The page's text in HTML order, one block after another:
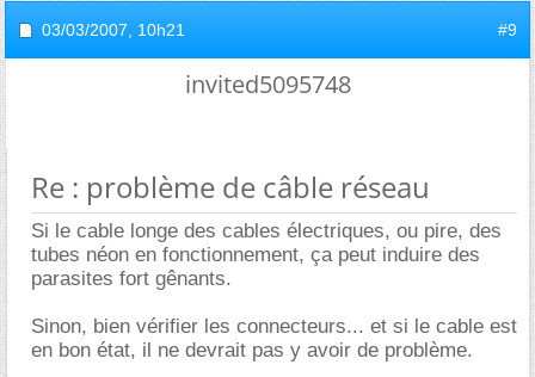
03/03/2007, 10h21 #9
invited5095748
Re : problème de câble réseau
Si le cable longe des cables électriques, ou pire, des
tubes néon en fonctionnement, ça peut induire des
parasites fort gênants.
Sinon, bien vérifier les connecteurs... et si le cable est
en bon état, il ne devrait pas y avoir de problème.